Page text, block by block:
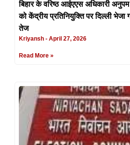
बिहार के वरिष्ठ आईएएस अधिकारी
को केंद्रीय प्रतिनियुक्ति पर दिल्ली
तेज
Kriyansh April 27, 2026
Read More »